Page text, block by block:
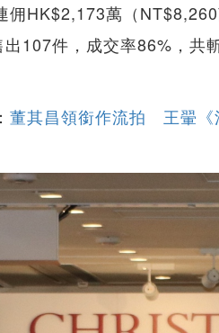
佣HK$2,173萬（
107件，成交率86%，共
董其昌領銜作流拍 王翬《